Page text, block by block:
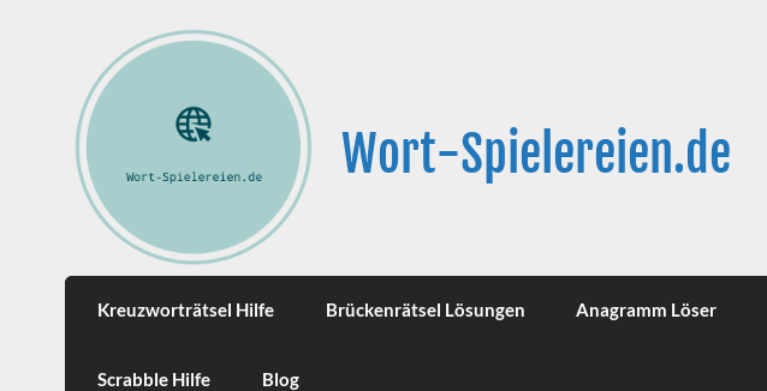
Wort-Spielereien.de
Kreuzworträtsel Hilfe Brückenrätsel Lösungen Anagramm Löser
Scrabble Hilfe Blog